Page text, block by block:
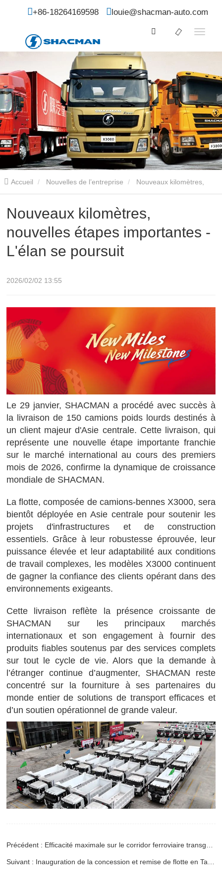
+86-18264169598 louie@shacman-auto.com
Accueil Nouvelles de l’entreprise
nouvelles étapes importantes - L'élan se poursuit
Nouveaux kilomètres,
nouvelles étapes importantes -
L'élan se poursuit
2026/02/02 13:55
Le 29 janvier, SHACMAN a procédé avec succès à
la livraison de 150 camions poids lourds destinés à
un client majeur d'Asie centrale. Cette livraison, qui
représente une nouvelle étape importante franchie
sur le marché international au cours des premiers
mois de 2026, confirme la dynamique de croissance
mondiale de SHACMAN.
La flotte, composée de camions-bennes X3000, sera
bientôt déployée en Asie centrale pour soutenir les
projets d'infrastructures et de construction
essentiels. Grâce à leur robustesse éprouvée, leur
puissance élevée et leur adaptabilité aux conditions
de travail complexes, les modèles X3000 continuent
de gagner la confiance des clients opérant dans des
environnements exigeants.
Cette livraison reflète la présence croissante de
SHACMAN sur les principaux marchés
internationaux et son engagement à fournir des
produits fiables soutenus par des services complets
sur tout le cycle de vie. Alors que la demande à
l’étranger continue d’augmenter, SHACMAN reste
concentré sur la fourniture à ses partenaires du
monde entier de solutions de transport efficaces et
d’un soutien opérationnel de grande valeur.